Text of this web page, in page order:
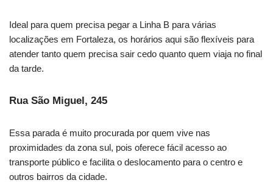
Ideal para quem precisa pegar a Linha B para várias
localizações em Fortaleza, os horários aqui são flexíveis para
atender tanto quem precisa sair cedo quanto quem viaja no final
da tarde.
Rua São Miguel, 245
Essa parada é muito procurada por quem vive nas
proximidades da zona sul, pois oferece fácil acesso ao
transporte público e facilita o deslocamento para o centro e
outros bairros da cidade.